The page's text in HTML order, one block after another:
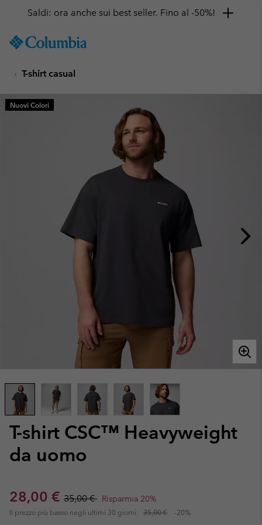
TO
SKIP
MAIN
NAV
Saldi: ora anche sui best seller. Fino al -50%!
T-shirt casual
T-shirt CSC™ Heavyweight
da uomo
Sale price:
28,00 € Regular price:
35,00 € Risparmia 20%
Il prezzo più basso negli ultimi 30 giorni: 35,00 € -20%
Nuovi Colori